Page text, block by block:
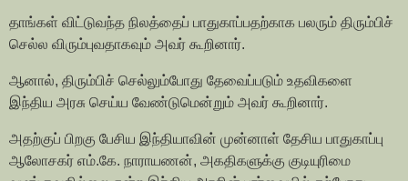
தாங்கள் விட்டுவந்த நிலத்தைப் பாதுகாப்பதற்காக பலரும் திரும்பிச்
செல்ல விரும்புவதாகவும் அவர் கூறினார்.
ஆனால், திரும்பிச் செல்லும்போது தேவைப்படும் உதவிகளை
இந்திய அரசு செய்ய வேண்டுமென்றும் அவர் கூறினார்.
அதற்குப் பிறகு பேசிய இந்தியாவின் முன்னாள் தேசிய பாதுகாப்பு
ஆலோசகர் எம்.கே. நாராயணன், அகதிகளுக்கு குடியுரிமை